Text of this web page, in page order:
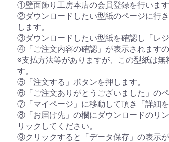
①壁面飾り工房本店の会員登録を行います
②ダウンロードしたい型紙のページに行
します。
③ダウンロードしたい型紙を確認し「レジ
④「ご注文内容の確認」が表示されますの
※支払方法等がありますが、この型紙は
す。
⑤「注文する」ボタンを押します。
⑥「ご注文ありがとうございました」のペ
⑦「マイページ」に移動して頂き「詳細を
⑧「お届け先」の欄にダウンロードのリ
リックしてください。
⑨クリックすると「データ保存」の表示